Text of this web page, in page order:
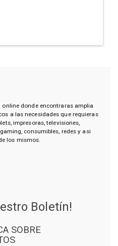
donde encontraras amplia
a las necesidades que requieras
impresoras, televisiones,
consumibles, redes y asi
los mismos.
Boletín!
SOBRE